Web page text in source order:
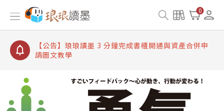
0
【公告】琅琅讀墨書櫃開通常見問題
【公告】琅琅讀墨 3 分鐘完成書櫃開通與資產合併申
【公告】琅琅書店服務升級重要說明及資產合併結果
查詢